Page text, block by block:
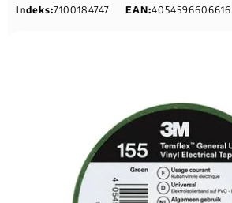
Indeks:7100184747 EAN:4054596606616